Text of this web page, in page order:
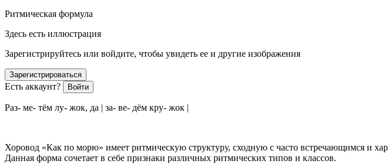
Ритмическая формула
Здесь есть иллюстрация
Зарегистрируйтесь или войдите, чтобы увидеть ее и другие изображения
Зарегистрироваться
Есть аккаунт? Войти
Раз- ме- тём лу- жок, да | за- ве- дём кру- жок |
Хоровод «Как по морю» имеет ритмическую структуру, сходную с часто встречающимся и
Данная форма сочетает в себе признаки различных ритмических типов и классов.